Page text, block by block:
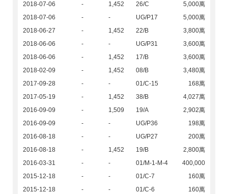
2018-07-06
- 1,452 26/C
5,000萬
2018-07-06
- - UG/P17
5,000萬
2018-06-27
- 1,452 22/B
3,800萬
2018-06-06
- - UG/P31
3,600萬
2018-06-06
- 1,452 17/B
3,600萬
2018-02-09
- 1,452 08/B
3,480萬
2017-09-28
- - 01/C-15
168萬
2017-05-19
- 1,452 38/B
4,027萬
2016-09-09
- 1,509 19/A
2,902萬
2016-09-09
- - UG/P36
198萬
2016-08-18
- - UG/P27
200萬
2016-08-18
- 1,452 19/B
2,800萬
2016-03-31
- - 01/M-1-M-4
400,000
2015-12-18
- - 01/C-7
160萬
2015-12-18
- - 01/C-6
160萬